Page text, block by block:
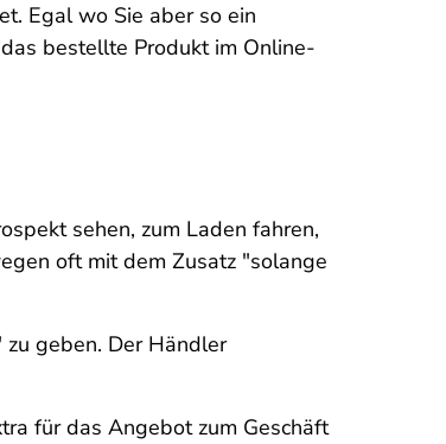
Egal wo Sie aber so ein
bestellte Produkt im Online-
sehen, zum Laden fahren,
oft mit dem Zusatz "solange
zu geben. Der Händler
für das Angebot zum Geschäft